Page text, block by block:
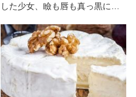
した少女、瞼も唇も真っ黒に腫
い」と息絶えた少年…原爆投下
直後に“広島の離島で起きていた
知られざる被害の実情